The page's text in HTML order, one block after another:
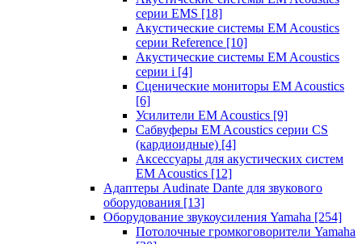
серии EMS [18]
Акустические системы EM Acoustics
серии Reference [10]
Акустические системы EM Acoustics
серии i [4]
Сценические мониторы EM Acoustics
[6]
Усилители EM Acoustics [9]
Сабвуферы EM Acoustics серии CS
(кардиоидные) [4]
Аксессуары для акустических систем
EM Acoustics [12]
Адаптеры Audinate Dante для звукового
оборудования [13]
Оборудование звукоусиления Yamaha [254]
Потолочные громкоговорители Yamaha